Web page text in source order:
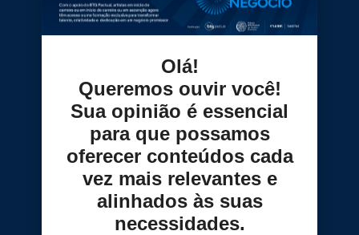
Olá!
Queremos ouvir você!
Sua opinião é essencial
para que possamos
oferecer conteúdos cada
vez mais relevantes e
alinhados às suas
necessidades.